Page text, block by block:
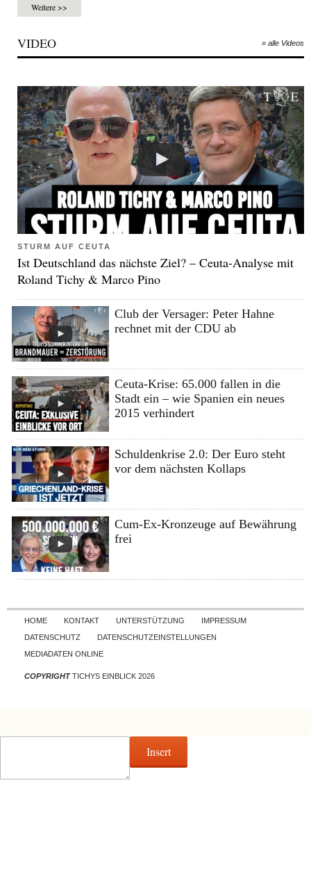
Weitere >>
VIDEO » alle Videos
STURM AUF CEUTA
Ist Deutschland das nächste Ziel? – Ceuta-Analyse mit
Roland Tichy & Marco Pino
Club der Versager: Peter Hahne
rechnet mit der CDU ab
Ceuta-Krise: 65.000 fallen in die
Stadt ein – wie Spanien ein neues
2015 verhindert
Schuldenkrise 2.0: Der Euro steht
vor dem nächsten Kollaps
Cum-Ex-Kronzeuge auf Bewährung
frei
Skip to content
HOME KONTAKT UNTERSTÜTZUNG
IMPRESSUM
DATENSCHUTZ
DATENSCHUTZEINSTELLUNGEN
MEDIADATEN ONLINE
COPYRIGHTTICHYS EINBLICK 2026
Insert